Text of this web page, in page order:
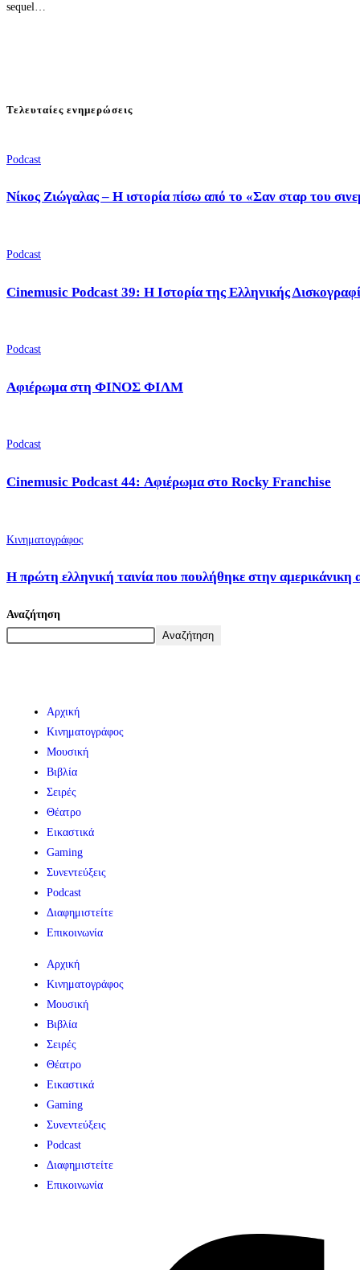
sequel…
Τελευταίες ενημερώσεις
Podcast
Νίκος Ζιώγαλας – Η ιστορία πίσω από το «Σαν σταρ του
Podcast
Cinemusic Podcast 39: Η Ιστορία της Ελληνικής
Podcast
Αφιέρωμα στη ΦΙΝΟΣ ΦΙΛΜ
Podcast
Cinemusic Podcast 44: Αφιέρωμα στο Rocky Franchise
Κινηματογράφος
Η πρώτη ελληνική ταινία που πουλήθηκε στην αμερικάνικη
Αναζήτηση
Αναζήτηση
Αρχική
Κινηματογράφος
Μουσική
Βιβλία
Σειρές
Θέατρο
Εικαστικά
Gaming
Συνεντεύξεις
Podcast
Διαφημιστείτε
Επικοινωνία
Αρχική
Κινηματογράφος
Μουσική
Βιβλία
Σειρές
Θέατρο
Εικαστικά
Gaming
Συνεντεύξεις
Podcast
Διαφημιστείτε
Επικοινωνία